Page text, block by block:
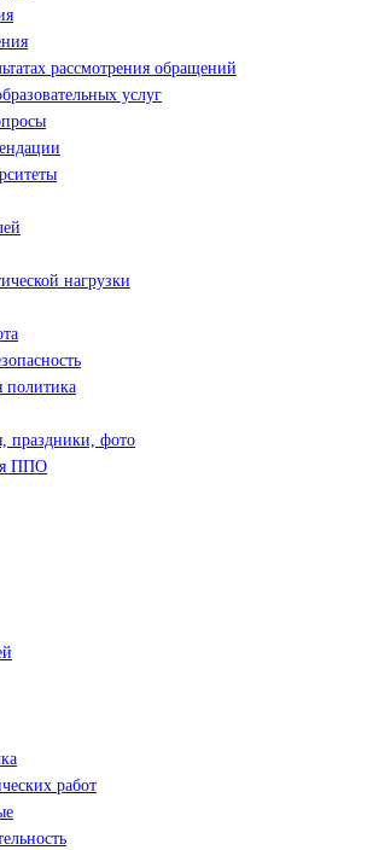
рассмотрения обращений
услуг
нагрузки
политика
праздники, фото
ППО
работ